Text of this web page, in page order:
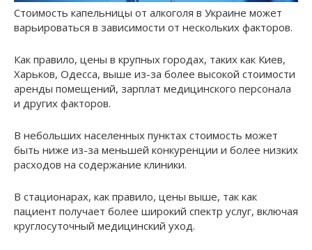
Стоимость капельницы от алкоголя в Украине может
варьироваться в зависимости от нескольких факторов.
Как правило, цены в крупных городах, таких как Киев,
Харьков, Одесса, выше из-за более высокой стоимости
аренды помещений, зарплат медицинского персонала
и других факторов.
В небольших населенных пунктах стоимость может
быть ниже из-за меньшей конкуренции и более низких
расходов на содержание клиники.
В стационарах, как правило, цены выше, так как
пациент получает более широкий спектр услуг, включая
круглосуточный медицинский уход.